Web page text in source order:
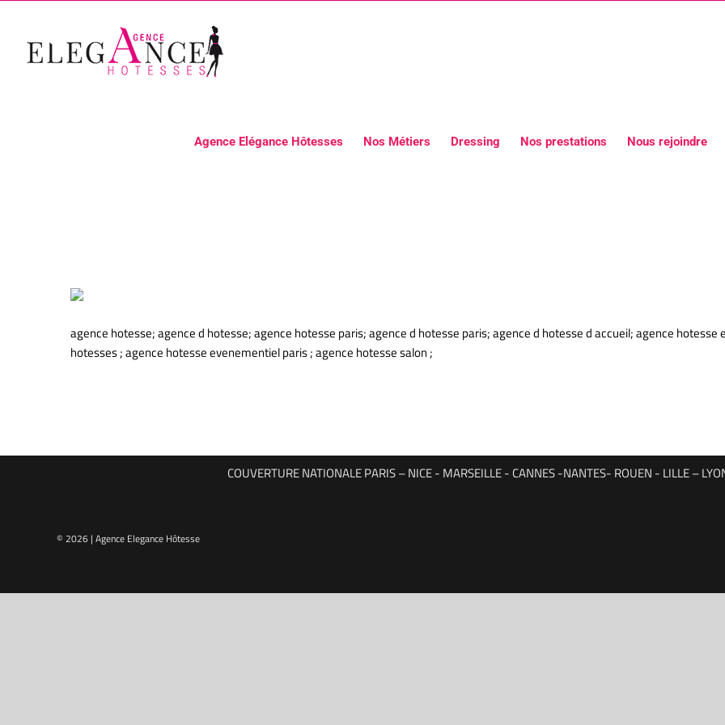
contenu
Agence Elégance Hôtesses Nos Métiers Dressing Nos prestations Nous rejoindre
agence hotesse; agence d hotesse; agence hotesse paris; agence d hotesse paris; agence d hotesse d accueil; agence
hotesses ; agence hotesse evenementiel paris ; agence hotesse salon ;
COUVERTURE NATIONALE PARIS – NICE - MARSEILLE - CANNES -NANTES- ROUEN - LILLE –
© 2026 | Agence Elegance Hôtesse